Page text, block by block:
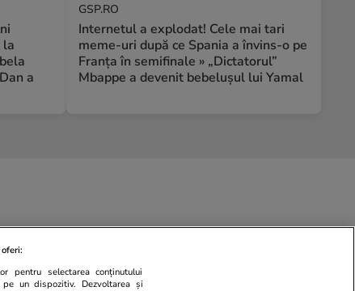
la
a
GSP.RO
Internetul a explodat! Cele mai tari
meme-uri după ce Spania a învins-o pe
Franța în semifinale » „Dictatorul”
Mbappe a devenit bebelușul lui Yamal
pentru selectarea conținutului
pe un dispozitiv. Dezvoltarea și